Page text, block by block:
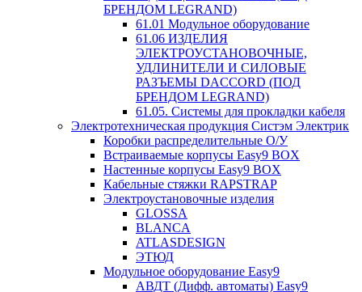
БРЕНДОМ LEGRAND)
61.01 Модульное оборудование
61.06 ИЗДЕЛИЯ
ЭЛЕКТРОУСТАНОВОЧНЫЕ,
УДЛИНИТЕЛИ И СИЛОВЫЕ
РАЗЪЕМЫ DACCORD (ПОД
БРЕНДОМ LEGRAND)
61.05. Системы для прокладки кабеля
Электротехническая продукция Систэм Электрик
Коробки распределительные О/У
Встраиваемые корпусы Easy9 BOX
Настенные корпусы Easy9 BOX
Кабельные стяжки RAPSTRAP
Электроустановочные изделия
GLOSSA
BLANCA
ATLASDESIGN
ЭТЮД
Модульное оборудование Easy9
АВДТ (Дифф. автоматы) Easy9